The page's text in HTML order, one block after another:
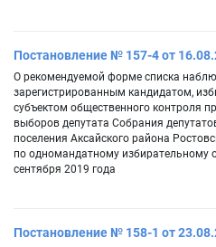
Постановление № 157-4 от
О рекомендуемой форме списка
зарегистрированным кандидатом,
субъектом общественного контроля
выборов депутата Собрания
поселения Аксайского района
по одномандатному избирательному
сентября 2019 года
Постановление № 158-1 от